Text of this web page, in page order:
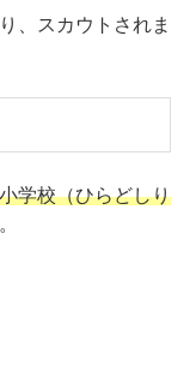
、スカウトされま
学校（ひらどしり